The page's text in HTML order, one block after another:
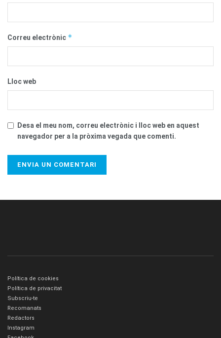
Correu electrònic *
Lloc web
Desa el meu nom, correu electrònic i lloc web en aquest
navegador per a la pròxima vegada que comenti.
Política de cookies
Política de privacitat
Subscriu-te
Recomanats
Redactors
Instagram